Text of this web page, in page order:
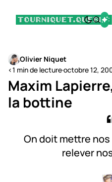
Olivier Niquet
<1 min de lecture·octobre 12,
Maxim
la bottine
On doit mettre
relever